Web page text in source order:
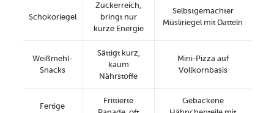
Schokoriegel
Zuckerreich,
bringt nur
kurze Energie
Selbstgemachter
Müsliriegel mit Datteln
Weißmehl-
Snacks
Sättigt kurz,
kaum
Nährstoffe
Mini-Pizza auf
Vollkornbasis
Fertige
Frittierte
Gebackene